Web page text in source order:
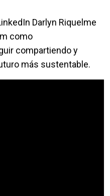
Darlyn Riquelme
como
compartiendo y
más sustentable.